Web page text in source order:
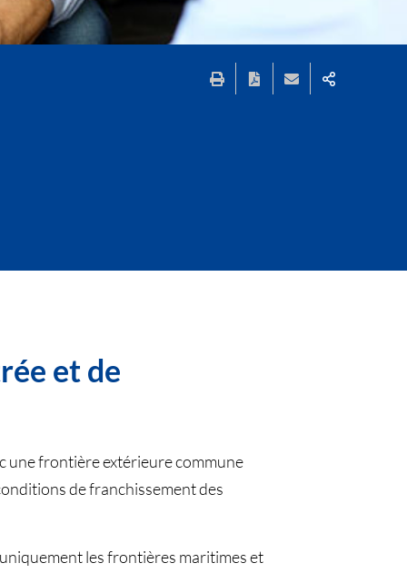
et de
une frontière extérieure commune
de franchissement des
les frontières maritimes et